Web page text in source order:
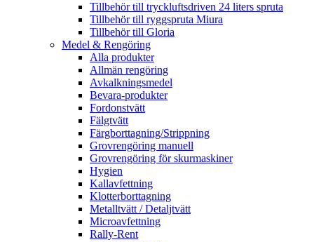
Tillbehör till tryckluftsdriven 24 liters spruta
Tillbehör till ryggspruta Miura
Tillbehör till Gloria
Medel & Rengöring
Alla produkter
Allmän rengöring
Avkalkningsmedel
Bevara-produkter
Fordonstvätt
Fälgtvätt
Färgborttagning/Strippning
Grovrengöring manuell
Grovrengöring för skurmaskiner
Hygien
Kallavfettning
Klotterborttagning
Metalltvätt / Detaljtvätt
Microavfettning
Rally-Rent